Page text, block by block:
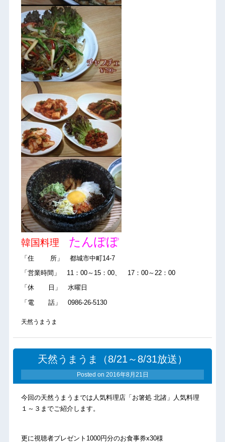
韓国料理 たんぽぽ
「住 所」 都城市中町14-7
「営業時間」 11：00～15：00、 17：00～22：00
「休 日」 水曜日
「電 話」 0986-26-5130
天然うまうま
天然うまうま（8/21～8/31放送）
Posted on 2016年8月21日
今回の天然うまうまでは人気料理店「お箸処 北諸」人気料理
１～３までご紹介します。
更に視聴者プレゼント1000円分のお食事券x30様